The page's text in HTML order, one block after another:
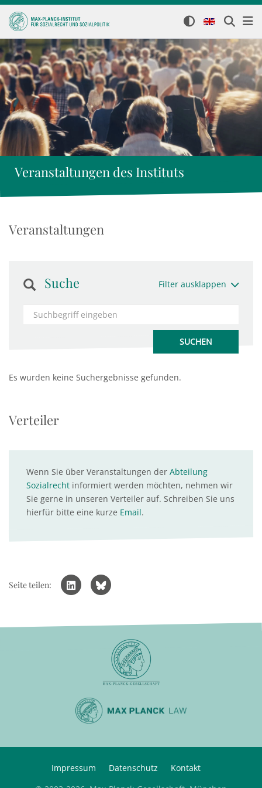
Veranstaltungen des Instituts
Veranstaltungen
Suche Filter ausklappen
Es wurden keine Suchergebnisse gefunden.
Verteiler
Wenn Sie über Veranstaltungen der Abteilung
Sozialrecht informiert werden möchten, nehmen wir
Sie gerne in unseren Verteiler auf. Schreiben Sie uns
hierfür bitte eine kurze Email.
Seite teilen:
Impressum Datenschutz
Kontakt